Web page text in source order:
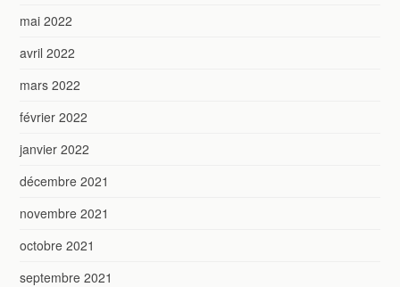
mai 2022
avril 2022
mars 2022
février 2022
janvier 2022
décembre 2021
novembre 2021
octobre 2021
septembre 2021